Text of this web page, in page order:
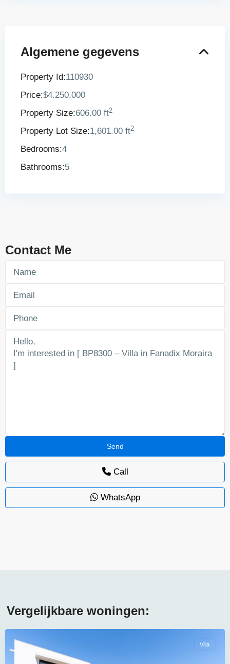
Algemene gegevens
Property Id:110930
Price:$4.250.000
Property Size:606.00 ft2
Property Lot Size:1,601.00 ft2
Bedrooms:4
Bathrooms:5
Contact Me
Call
WhatsApp
Vergelijkbare woningen:
Villa